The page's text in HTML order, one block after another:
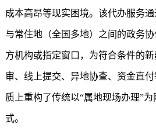
成本高昂等现实困境。该代办服务通
与常住地（全国多地）之间的政务
方机构或指定窗口，为符合条件的
审、线上提交、异地协查、资金直
质上重构了传统以“属地现场办理”
式。